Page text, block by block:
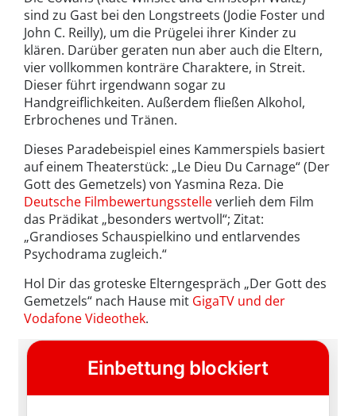
sind zu Gast bei den Longstreets (Jodie Foster und
John C. Reilly), um die Prügelei ihrer Kinder zu
klären. Darüber geraten nun aber auch die Eltern,
vier vollkommen konträre Charaktere, in Streit.
Dieser führt irgendwann sogar zu
Handgreiflichkeiten. Außerdem fließen Alkohol,
Erbrochenes und Tränen.
Dieses Paradebeispiel eines Kammerspiels basiert
auf einem Theaterstück: „Le Dieu Du Carnage“ (Der
Gott des Gemetzels) von Yasmina Reza. Die
Deutsche Filmbewertungsstelleverlieh dem Film
das Prädikat „besonders wertvoll“; Zitat:
„Grandioses Schauspielkino und entlarvendes
Psychodrama zugleich.“
Hol Dir das groteske Elterngespräch „Der Gott des
Gemetzels“ nach Hause mit GigaTV und der
Vodafone Videothek.